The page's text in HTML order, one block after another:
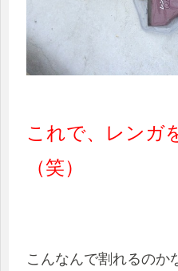
これで、レンガ
（笑）
こんなんで割れるのか